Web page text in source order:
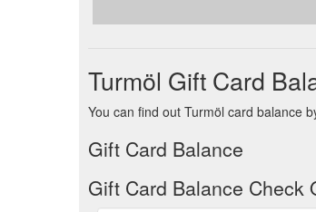
Turmöl Gift Card
You can find out Turmöl card balance
Gift Card Balance
Gift Card Balance Check